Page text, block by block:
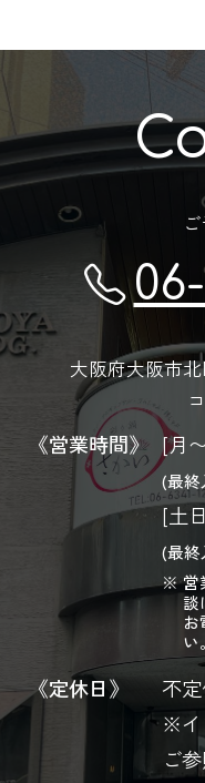
大阪府大阪市
《営業時間》 [月
(最終
[土
(最終
営
談
お
い。
《定休日》
不
※イ
ご